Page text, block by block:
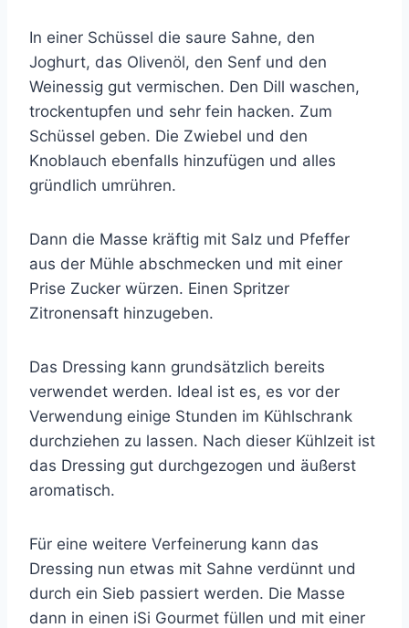
In einer Schüssel die saure Sahne, den
Joghurt, das Olivenöl, den Senf und den
Weinessig gut vermischen. Den Dill waschen,
trockentupfen und sehr fein hacken. Zum
Schüssel geben. Die Zwiebel und den
Knoblauch ebenfalls hinzufügen und alles
gründlich umrühren.
Dann die Masse kräftig mit Salz und Pfeffer
aus der Mühle abschmecken und mit einer
Prise Zucker würzen. Einen Spritzer
Zitronensaft hinzugeben.
Das Dressing kann grundsätzlich bereits
verwendet werden. Ideal ist es, es vor der
Verwendung einige Stunden im Kühlschrank
durchziehen zu lassen. Nach dieser Kühlzeit ist
das Dressing gut durchgezogen und äußerst
aromatisch.
Für eine weitere Verfeinerung kann das
Dressing nun etwas mit Sahne verdünnt und
durch ein Sieb passiert werden. Die Masse
dann in einen iSi Gourmet füllen und mit einer